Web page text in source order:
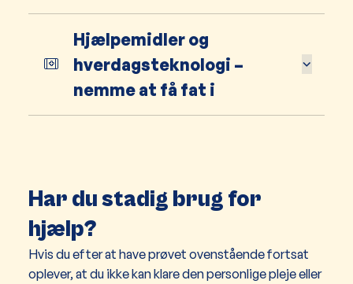
Hjælpemidler og
hverdagsteknologi –
nemme at få fat i
Har du stadig brug for
hjælp?
Hvis du efter at have prøvet ovenstående fortsat
oplever, at du ikke kan klare den personlige pleje eller